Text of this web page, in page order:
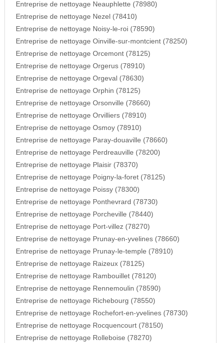
Entreprise de nettoyage Neauphlette (78980)
Entreprise de nettoyage Nezel (78410)
Entreprise de nettoyage Noisy-le-roi (78590)
Entreprise de nettoyage Oinville-sur-montcient (78250)
Entreprise de nettoyage Orcemont (78125)
Entreprise de nettoyage Orgerus (78910)
Entreprise de nettoyage Orgeval (78630)
Entreprise de nettoyage Orphin (78125)
Entreprise de nettoyage Orsonville (78660)
Entreprise de nettoyage Orvilliers (78910)
Entreprise de nettoyage Osmoy (78910)
Entreprise de nettoyage Paray-douaville (78660)
Entreprise de nettoyage Perdreauville (78200)
Entreprise de nettoyage Plaisir (78370)
Entreprise de nettoyage Poigny-la-foret (78125)
Entreprise de nettoyage Poissy (78300)
Entreprise de nettoyage Ponthevrard (78730)
Entreprise de nettoyage Porcheville (78440)
Entreprise de nettoyage Port-villez (78270)
Entreprise de nettoyage Prunay-en-yvelines (78660)
Entreprise de nettoyage Prunay-le-temple (78910)
Entreprise de nettoyage Raizeux (78125)
Entreprise de nettoyage Rambouillet (78120)
Entreprise de nettoyage Rennemoulin (78590)
Entreprise de nettoyage Richebourg (78550)
Entreprise de nettoyage Rochefort-en-yvelines (78730)
Entreprise de nettoyage Rocquencourt (78150)
Entreprise de nettoyage Rolleboise (78270)